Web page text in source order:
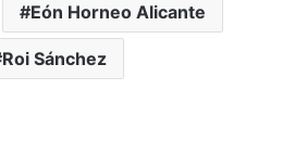
Eón Horneo Alicante
Roi Sánchez